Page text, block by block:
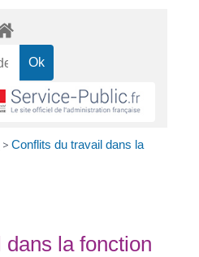
> Conflits du travail dans la
la fonction